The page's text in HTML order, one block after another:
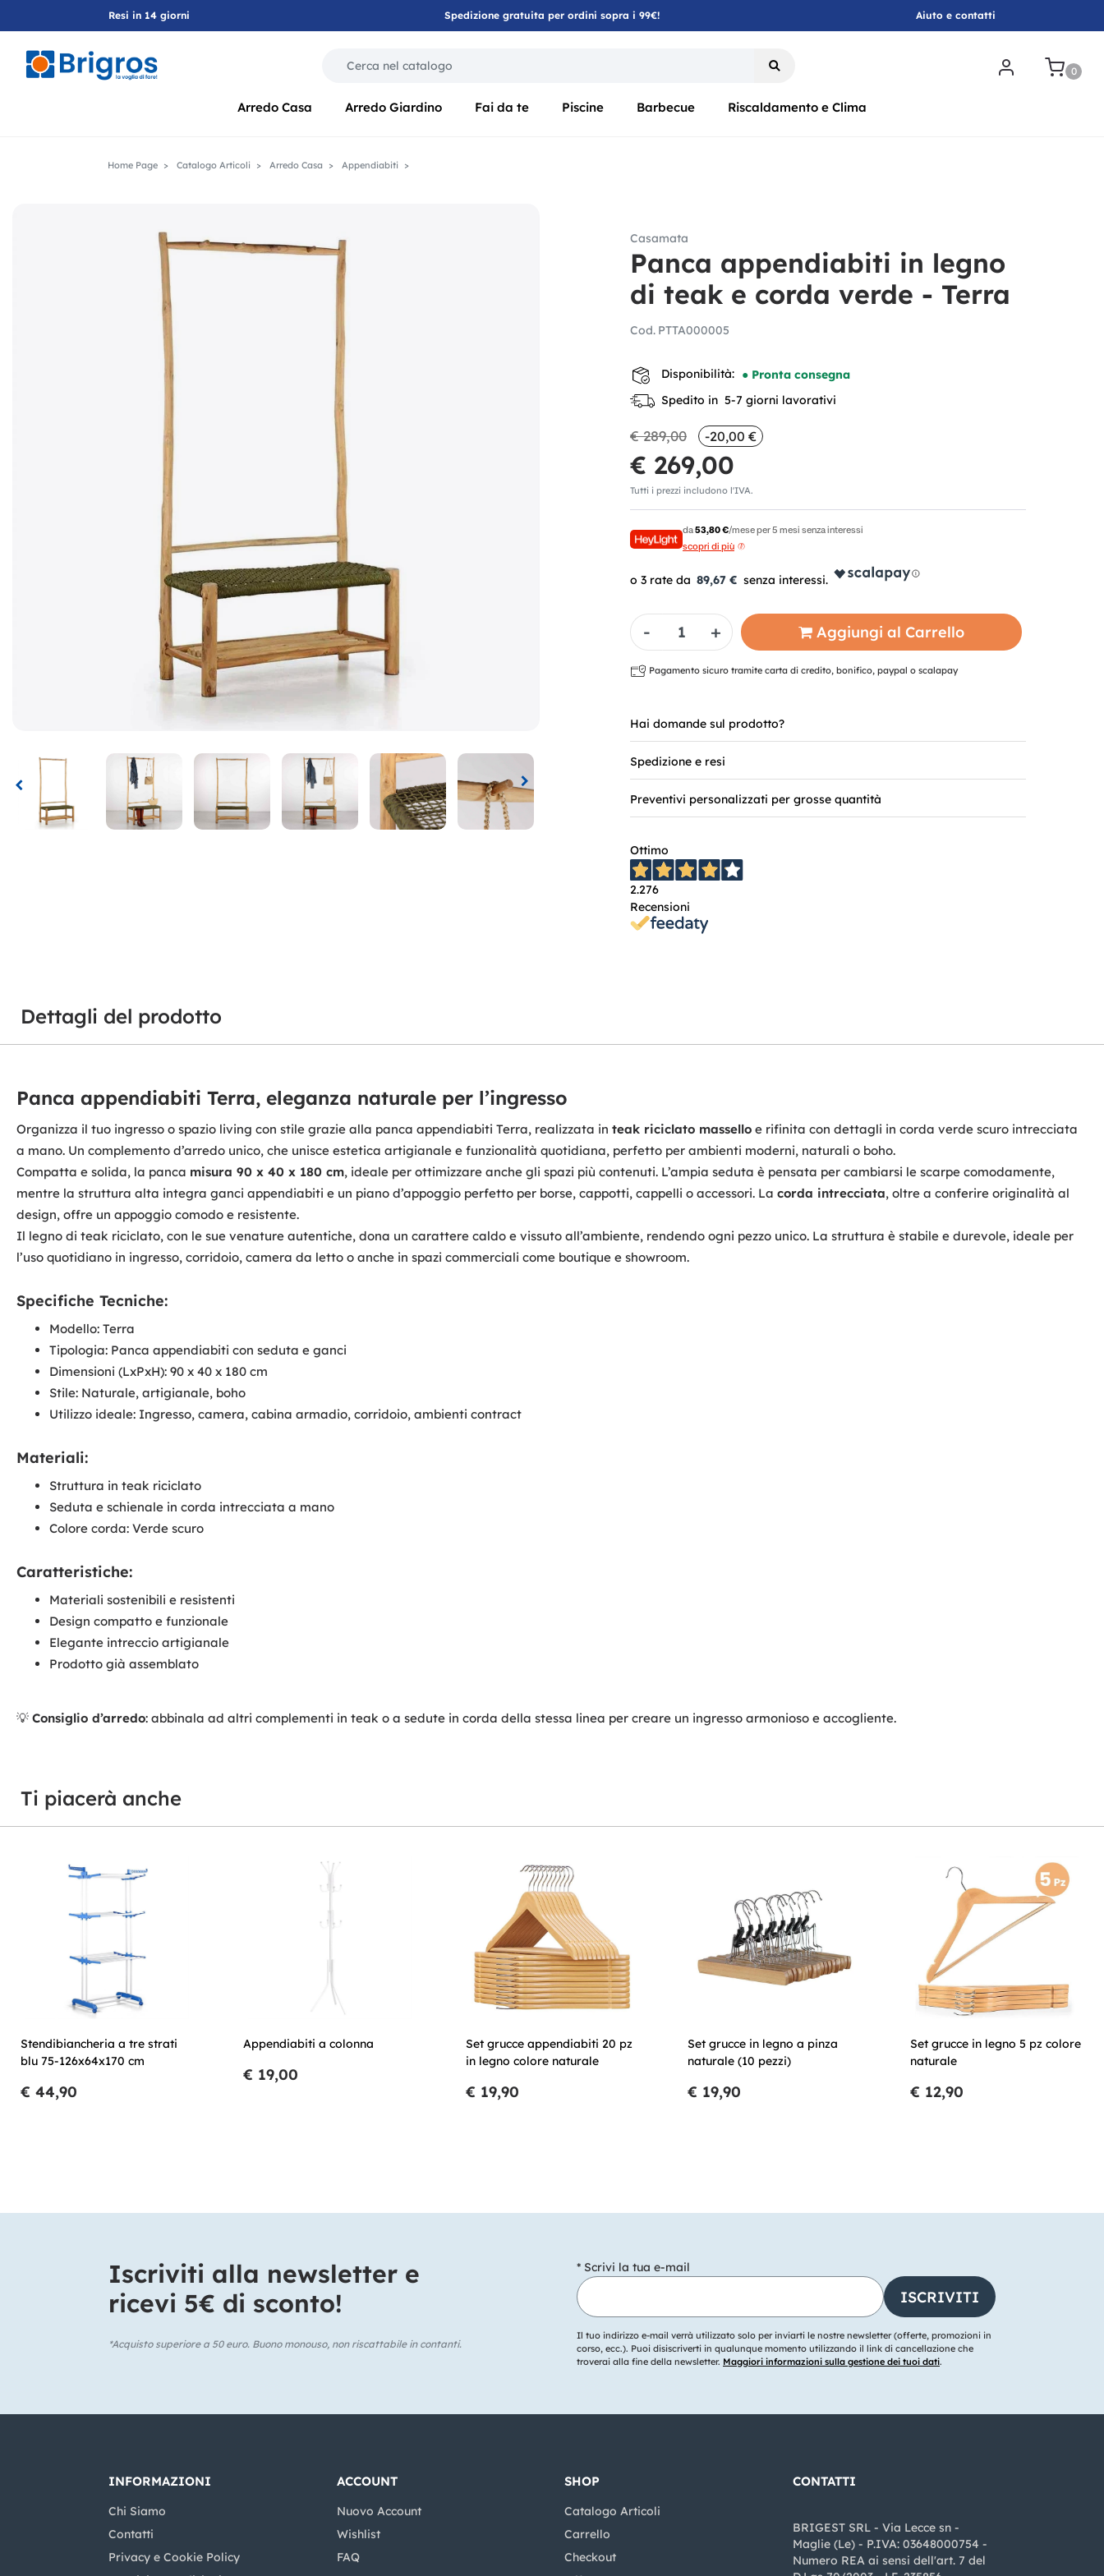
Resi in 14 giorni Spedizione gratuita per ordini sopra i 99€! Aiuto e contatti
0
Arredo Casa Arredo Giardino Fai da te Piscine Barbecue Riscaldamento e Clima
Home Page Catalogo Articoli Arredo Casa Appendiabiti
Casamata
Panca appendiabiti in legno
di teak e corda verde - Terra
Cod. PTTA000005
Disponibilità: ● Pronta consegna
Spedito in 5-7 giorni lavorativi
€ 289,00 -20,00 €
€ 269,00
Tutti i prezzi includono l'IVA.
da53,80 €/mese per 5 mesi senza interessi
scopri di più
89,67 €
Quantità
Aggiungi al Carrello
Pagamento sicuro tramite carta di credito, bonifico, paypal o scalapay
Hai domande sul prodotto?
Spedizione e resi
Preventivi personalizzati per grosse quantità
Ottimo
2.276
Recensioni
Dettagli del prodotto
Panca appendiabiti Terra, eleganza naturale per l’ingresso
Organizza il tuo ingresso o spazio living con stile grazie alla panca appendiabiti Terra, realizzata in teak riciclato massello e rifinita con dettagli in corda verde scuro intrecciata
a mano. Un complemento d’arredo unico, che unisce estetica artigianale e funzionalità quotidiana, perfetto per ambienti moderni, naturali o boho.
Compatta e solida, la panca misura 90 x 40 x 180 cm, ideale per ottimizzare anche gli spazi più contenuti. L’ampia seduta è pensata per cambiarsi le scarpe comodamente,
mentre la struttura alta integra ganci appendiabiti e un piano d’appoggio perfetto per borse, cappotti, cappelli o accessori. La corda intrecciata, oltre a conferire originalità al
design, offre un appoggio comodo e resistente.
Il legno di teak riciclato, con le sue venature autentiche, dona un carattere caldo e vissuto all’ambiente, rendendo ogni pezzo unico. La struttura è stabile e durevole, ideale per
l’uso quotidiano in ingresso, corridoio, camera da letto o anche in spazi commerciali come boutique e showroom.
Specifiche Tecniche:
Modello: Terra
Tipologia: Panca appendiabiti con seduta e ganci
Dimensioni (LxPxH): 90 x 40 x 180 cm
Stile: Naturale, artigianale, boho
Utilizzo ideale: Ingresso, camera, cabina armadio, corridoio, ambienti contract
Materiali:
Struttura in teak riciclato
Seduta e schienale in corda intrecciata a mano
Colore corda: Verde scuro
Caratteristiche:
Materiali sostenibili e resistenti
Design compatto e funzionale
Elegante intreccio artigianale
Prodotto già assemblato
💡 Consiglio d’arredo: abbinala ad altri complementi in teak o a sedute in corda della stessa linea per creare un ingresso armonioso e accogliente.
Ti piacerà anche
Stendibiancheria a tre strati
blu 75-126x64x170 cm
€ 44,90
Appendiabiti a colonna
€ 19,00
Set grucce appendiabiti 20 pz
in legno colore naturale
€ 19,90
Set grucce in legno a pinza
naturale (10 pezzi)
€ 19,90
Set grucce in legno 5 pz colore
naturale
€ 12,90
Iscriviti alla newsletter e
ricevi 5€ di sconto!​
*Acquisto superiore a 50 euro. Buono monouso, non riscattabile in contanti.
* Scrivi la tua e-mail
Il tuo indirizzo e-mail verrà utilizzato solo per inviarti le nostre newsletter (offerte, promozioni in
corso, ecc.). Puoi disiscriverti in qualunque momento utilizzando il link di cancellazione che
troverai alla fine della newsletter. Maggiori informazioni sulla gestione dei tuoi dati.
INFORMAZIONI
Chi Siamo
Contatti
Privacy e Cookie Policy
ACCOUNT
Nuovo Account
Wishlist
FAQ
SHOP
Catalogo Articoli
Carrello
Checkout
CONTATTI
BRIGEST SRL - Via Lecce sn -
Maglie (Le) - P.IVA: 03648000754 -
Numero REA ai sensi dell'art. 7 del